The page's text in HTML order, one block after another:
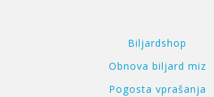
Biljardshop
Obnova biljard miz
Pogosta vprašanja